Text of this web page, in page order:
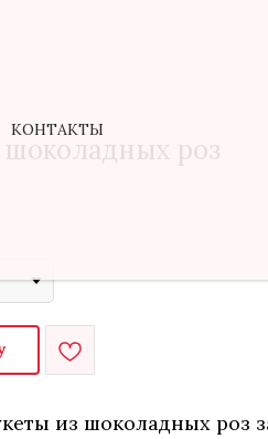
КОНТАКТЫ
шоколадных роз
из шоколадных роз